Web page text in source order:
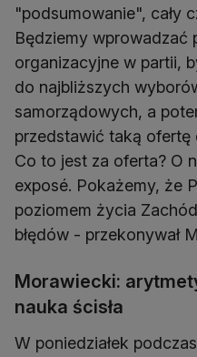
"podsumowanie", cały
Będziemy wprowadzać
organizacyjne w partii,
do najbliższych
samorządowych, a
przedstawić taką
Co to jest za oferta? O
exposé. Pokażemy, że
poziomem życia
błędów - przekonywał
Morawiecki:
nauka ścisła
W poniedziałek